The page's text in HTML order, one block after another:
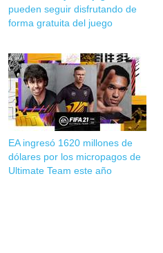
pueden seguir disfrutando de
forma gratuita del juego
EA ingresó 1620 millones de
dólares por los micropagos de
Ultimate Team este año